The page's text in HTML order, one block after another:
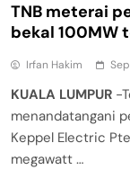
TNB meterai
bekal 100MW
Irfan Hakim
KUALA LUMPUR -
menandatangani
Keppel Electric
megawatt …